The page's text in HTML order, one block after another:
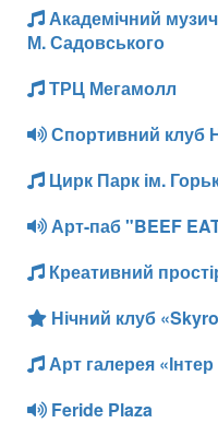
Академічний
М. Садовського
ТРЦ Мегамолл
Спортивний клуб
Цирк Парк ім.
Арт-паб "BEEF
Креативний
Нічний клуб
Арт галерея
Feride Plaza